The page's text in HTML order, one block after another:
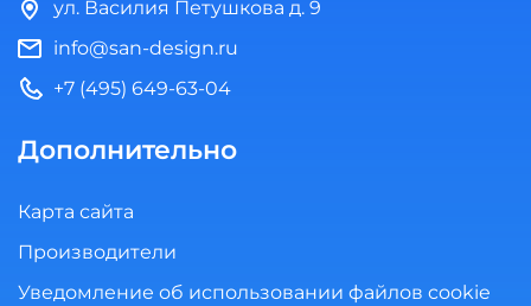
ул. Василия Петушкова д. 9
info@san-design.ru
+7 (495) 649-63-04
Дополнительно
Карта сайта
Производители
Уведомление об использовании файлов cookie